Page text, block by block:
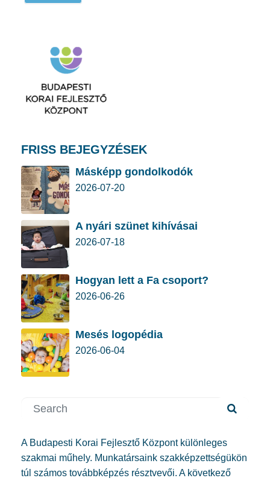
FRISS BEJEGYZÉSEK
Másképp gondolkodók
2026-07-20
A nyári szünet kihívásai
2026-07-18
Hogyan lett a Fa csoport?
2026-06-26
Mesés logopédia
2026-06-04
A Budapesti Korai Fejlesztő Központ különleges
szakmai műhely. Munkatársaink szakképzettségükön
túl számos továbbképzés résztvevői. A következő